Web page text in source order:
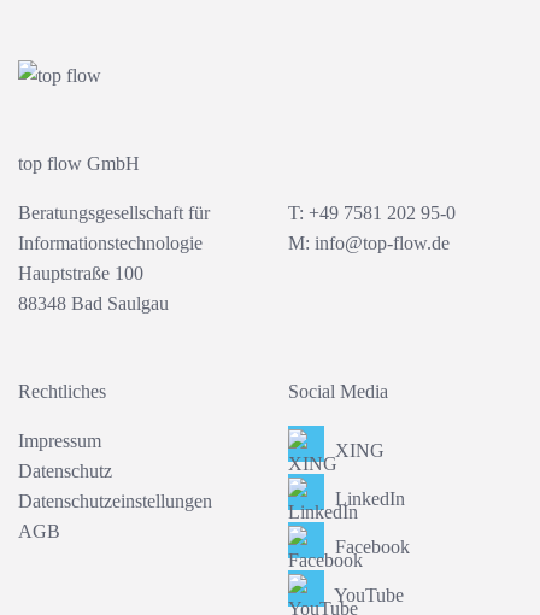
top flow GmbH
Beratungsgesellschaft für
Informationstechnologie
Hauptstraße 100
88348 Bad Saulgau
T: +49 7581 202 95-0
M: info@top-flow.de
Rechtliches
Impressum
Datenschutz
Datenschutzeinstellungen
AGB
Social Media
XING
LinkedIn
Facebook
YouTube